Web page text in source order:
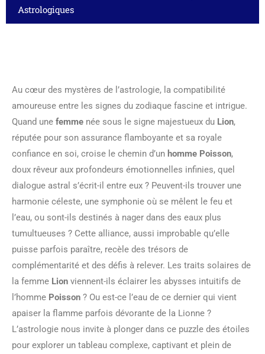
Astrologiques
Au cœur des mystères de l’astrologie, la compatibilité
amoureuse entre les signes du zodiaque fascine et intrigue.
Quand une femme née sous le signe majestueux du Lion,
réputée pour son assurance flamboyante et sa royale
confiance en soi, croise le chemin d’un homme Poisson,
doux rêveur aux profondeurs émotionnelles infinies, quel
dialogue astral s’écrit-il entre eux ? Peuvent-ils trouver une
harmonie céleste, une symphonie où se mêlent le feu et
l’eau, ou sont-ils destinés à nager dans des eaux plus
tumultueuses ? Cette alliance, aussi improbable qu’elle
puisse parfois paraître, recèle des trésors de
complémentarité et des défis à relever. Les traits solaires de
la femme Lion viennent-ils éclairer les abysses intuitifs de
l’homme Poisson ? Ou est-ce l’eau de ce dernier qui vient
apaiser la flamme parfois dévorante de la Lionne ?
L’astrologie nous invite à plonger dans ce puzzle des étoiles
pour explorer un tableau complexe, captivant et plein de